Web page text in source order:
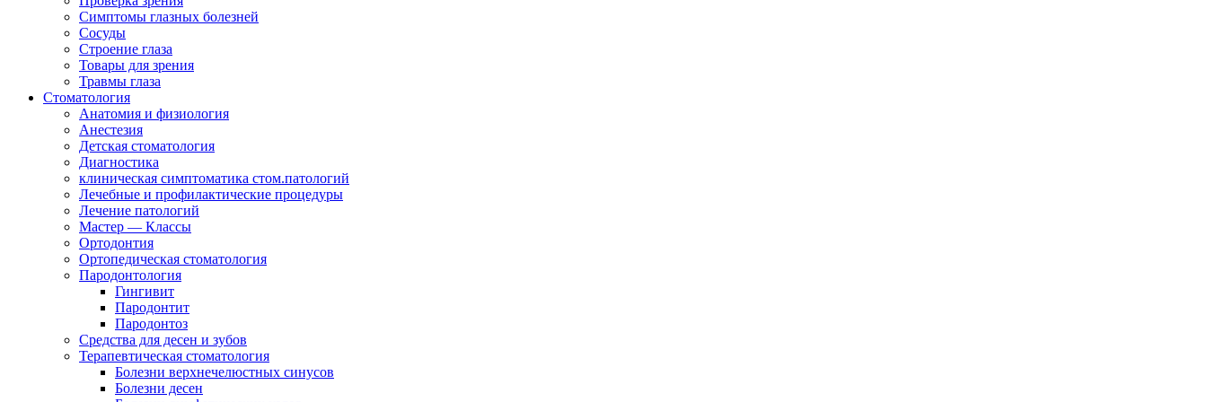
Симптомы глазных болезней
Сосуды
Строение глаза
Товары для зрения
Травмы глаза
Стоматология
Анатомия и физиология
Анестезия
Детская стоматология
Диагностика
клиническая симптоматика стом.патологий
Лечебные и профилактические процедуры
Лечение патологий
Мастер — Классы
Ортодонтия
Ортопедическая стоматология
Пародонтология
Гингивит
Пародонтит
Пародонтоз
Средства для десен и зубов
Терапевтическая стоматология
Болезни верхнечелюстных синусов
Болезни десен